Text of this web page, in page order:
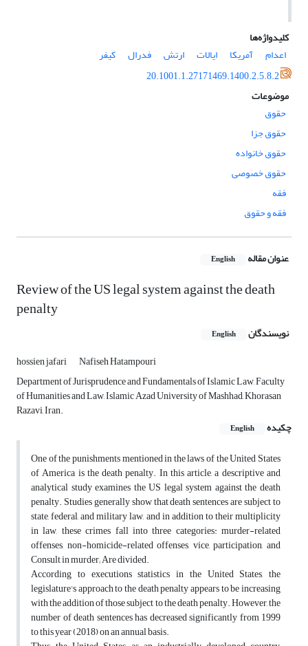
کلیدواژه‌ها
اعدام
آمریکا ایالات ارتش فدرال
کیفر
20.1001.1.27171469.1400.2.5.8.2
موضوعات
حقوق
حقوق جزا
حقوق خانواده
حقوق خصوصی
فقه
فقه و حقوق
عنوان مقاله English
Review of the US legal system against the death
penalty
نویسندگان English
hossien jafari
Nafiseh Hatampouri
Department of Jurisprudence and Fundamentals of Islamic Law, Faculty
of Humanities and Law, Islamic Azad University of Mashhad, Khorasan
Razavi, Iran.
چکیده
English
One of the punishments mentioned in the laws of the United States
of America is the death penalty. In this article, a descriptive and
analytical study examines the US legal system against the death
penalty. Studies generally show that death sentences are subject to
state, federal, and military law, and in addition to their multiplicity
in law, these crimes fall into three categories: murder-related
offenses, non-homicide-related offenses, vice, participation, and
Consult in murder; Are divided.
According to executions statistics in the United States, the
legislature's approach to the death penalty appears to be increasing
with the addition of those subject to the death penalty. However, the
number of death sentences has decreased significantly from 1999
to this year (2018) on an annual basis.